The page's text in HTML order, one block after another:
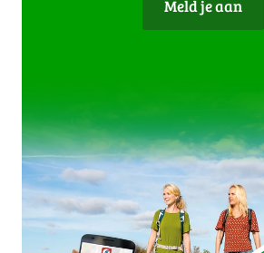
Meld je aan